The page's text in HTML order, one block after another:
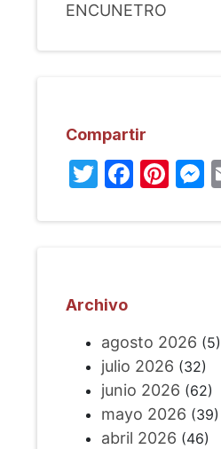
ENCUNETRO
Compartir
Twitter
Archivo
agosto 2026 (5)
julio 2026 (32)
junio 2026 (62)
mayo 2026 (39)
abril 2026 (46)